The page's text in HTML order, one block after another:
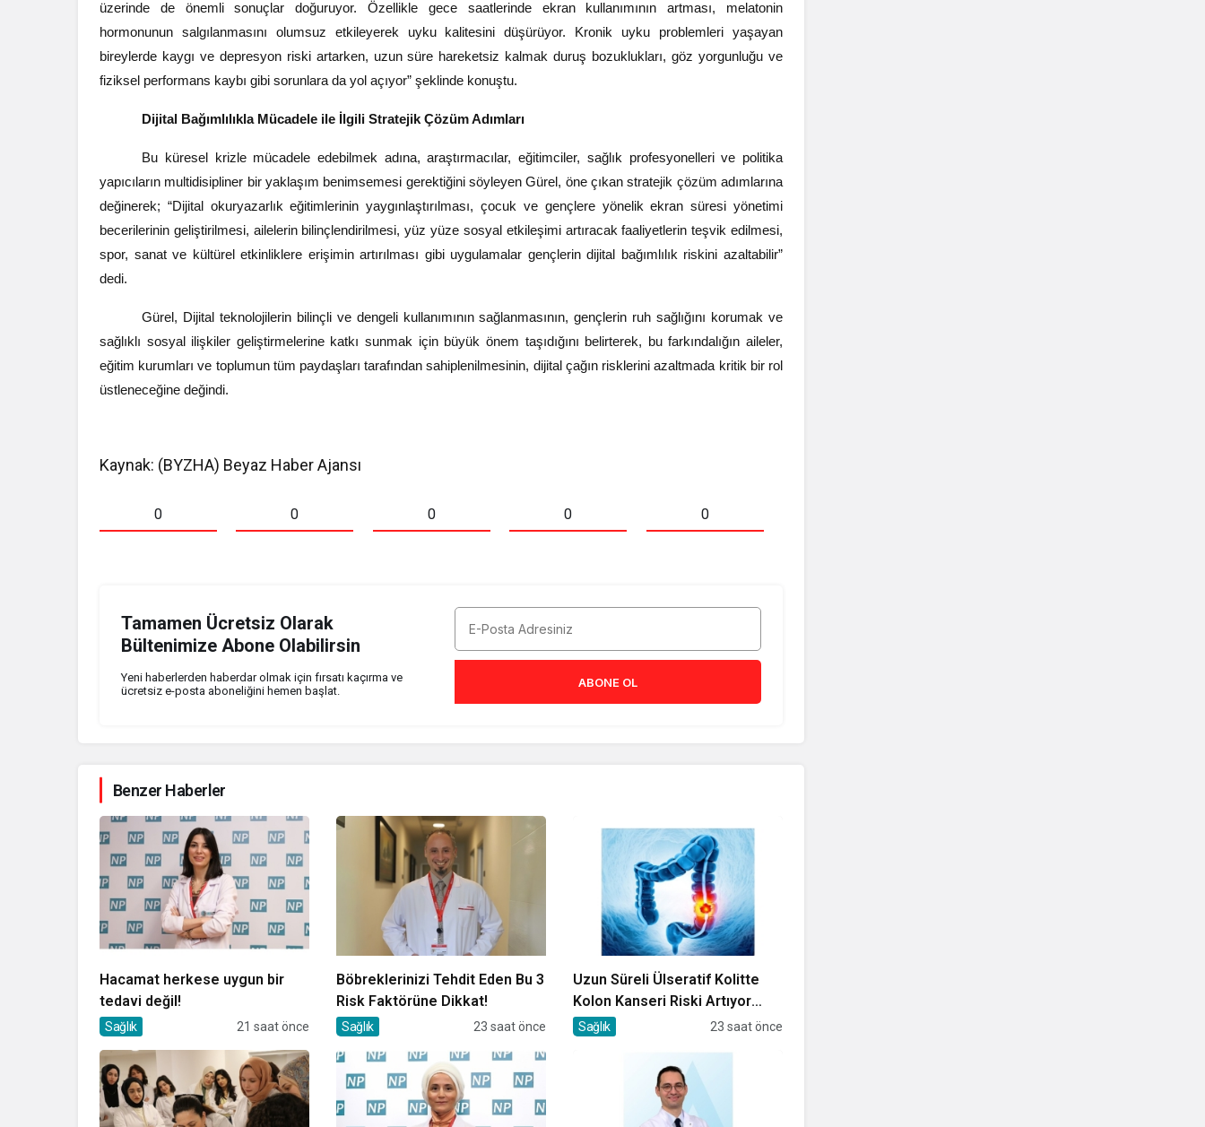
üzerinde de önemli sonuçlar doğuruyor. Özellikle gece saatlerinde ekran kullanımının artması, melatonin
hormonunun salgılanmasını olumsuz etkileyerek uyku kalitesini düşürüyor. Kronik uyku problemleri yaşayan
bireylerde kaygı ve depresyon riski artarken, uzun süre hareketsiz kalmak duruş bozuklukları, göz yorgunluğu ve
fiziksel performans kaybı gibi sorunlara da yol açıyor” şeklinde konuştu.
Dijital Bağımlılıkla Mücadele ile İlgili Stratejik Çözüm Adımları
Bu küresel krizle mücadele edebilmek adına, araştırmacılar, eğitimciler, sağlık profesyonelleri ve politika
yapıcıların multidisipliner bir yaklaşım benimsemesi gerektiğini söyleyen Gürel, öne çıkan stratejik çözüm adımlarına
değinerek; “Dijital okuryazarlık eğitimlerinin yaygınlaştırılması, çocuk ve gençlere yönelik ekran süresi yönetimi
becerilerinin geliştirilmesi, ailelerin bilinçlendirilmesi, yüz yüze sosyal etkileşimi artıracak faaliyetlerin teşvik edilmesi,
spor, sanat ve kültürel etkinliklere erişimin artırılması gibi uygulamalar gençlerin dijital bağımlılık riskini azaltabilir”
dedi.
Gürel, Dijital teknolojilerin bilinçli ve dengeli kullanımının sağlanmasının, gençlerin ruh sağlığını korumak ve
sağlıklı sosyal ilişkiler geliştirmelerine katkı sunmak için büyük önem taşıdığını belirterek, bu farkındalığın aileler,
eğitim kurumları ve toplumun tüm paydaşları tarafından sahiplenilmesinin, dijital çağın risklerini azaltmada kritik bir rol
üstleneceğine değindi.
Kaynak: (BYZHA) Beyaz Haber Ajansı
0 0 0 0 0
Tamamen Ücretsiz Olarak
Bültenimize Abone Olabilirsin
Yeni haberlerden haberdar olmak için fırsatı kaçırma ve
ücretsiz e-posta aboneliğini hemen başlat.
ABONE OL
Benzer Haberler
Hacamat herkese uygun bir
tedavi değil!
Sağlık 21 saat önce
Böbreklerinizi Tehdit Eden Bu 3
Risk Faktörüne Dikkat!
Sağlık 23 saat önce
Uzun Süreli Ülseratif Kolitte
Kolon Kanseri Riski Artıyor
mu?
Sağlık 23 saat önce